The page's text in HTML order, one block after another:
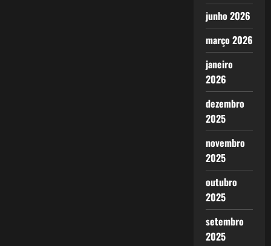
junho 2026
março 2026
janeiro
2026
dezembro
2025
novembro
2025
outubro
2025
setembro
2025